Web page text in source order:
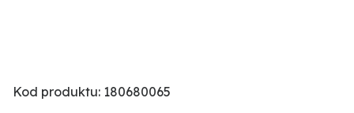
Kod produktu: 180680065